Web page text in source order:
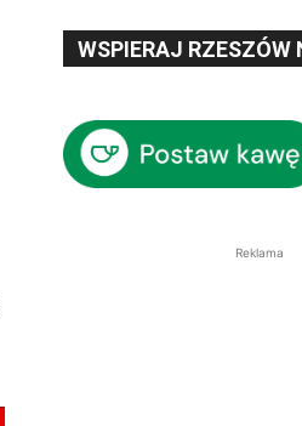
WSPIERAJ RZESZÓW
Reklama